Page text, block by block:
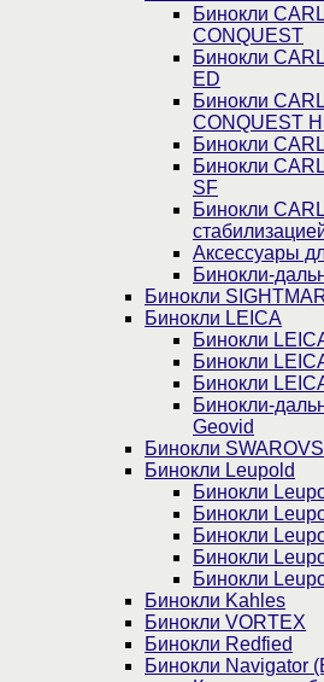
Бинокли
CONQUEST
Бинокли
ED
Бинокли
CONQUEST
Бинокли
Бинокли
SF
Бинокли
Аксессуары
Бинокли-
Бинокли
Бинокли LEICA
Бинокли
Бинокли
Бинокли
Бинокли-
Geovid
Бинокли
Бинокли Leupold
Бинокли
Бинокли
Бинокли
Бинокли
Бинокли
Бинокли Kahles
Бинокли VORTEX
Бинокли Redfied
Бинокли Navigator